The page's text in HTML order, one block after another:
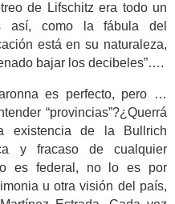
de Lifschitz era todo un
así, como la fábula del
está en su naturaleza,
bajar los decibeles”….
es perfecto, pero …
“provincias”?¿Querrá
existencia de la Bullrich
y fracaso de cualquier
es federal, no lo es por
u otra visión del país,